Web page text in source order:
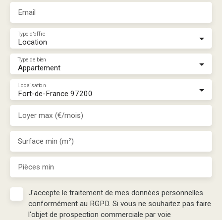
Email
Location
Type d'offre
Appartement
Type de bien
Fort-de-France 97200
Localisation
Loyer max (€/mois)
Surface min (m²)
Pièces min
J'accepte le traitement de mes données personnelles
conformément au RGPD. Si vous ne souhaitez pas faire
l'objet de prospection commerciale par voie